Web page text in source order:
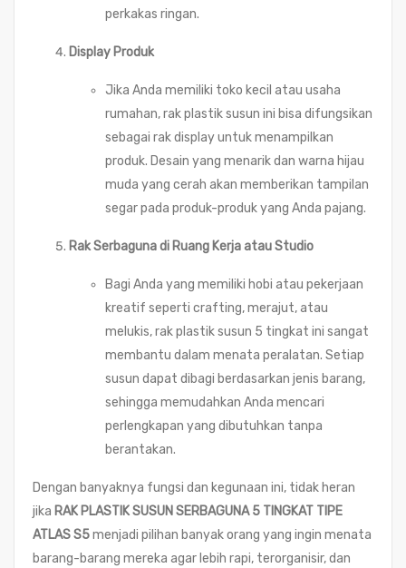
perkakas ringan.
Display Produk
Jika Anda memiliki toko kecil atau usaha
rumahan, rak plastik susun ini bisa difungsikan
sebagai rak display untuk menampilkan
produk. Desain yang menarik dan warna hijau
muda yang cerah akan memberikan tampilan
segar pada produk-produk yang Anda pajang.
Rak Serbaguna di Ruang Kerja atau Studio
Bagi Anda yang memiliki hobi atau pekerjaan
kreatif seperti crafting, merajut, atau
melukis, rak plastik susun 5 tingkat ini sangat
membantu dalam menata peralatan. Setiap
susun dapat dibagi berdasarkan jenis barang,
sehingga memudahkan Anda mencari
perlengkapan yang dibutuhkan tanpa
berantakan.
Dengan banyaknya fungsi dan kegunaan ini, tidak heran
jika RAK PLASTIK SUSUN SERBAGUNA 5 TINGKAT TIPE
ATLAS S5menjadi pilihan banyak orang yang ingin menata
barang-barang mereka agar lebih rapi, terorganisir, dan